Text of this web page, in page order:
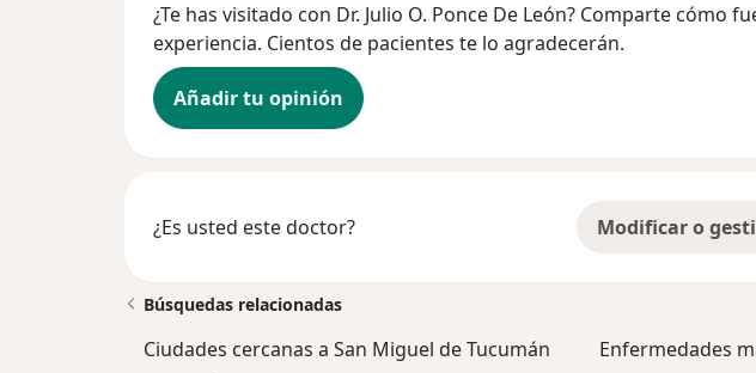
¿Te has visitado con Dr. Julio O. Ponce De León? Comparte cómo
experiencia. Cientos de pacientes te lo agradecerán.
Añadir tu opinión
¿Es usted este doctor? Modificar o
Búsquedas relacionadas
Ciudades cercanas a San Miguel de Tucumán
Enfermedades